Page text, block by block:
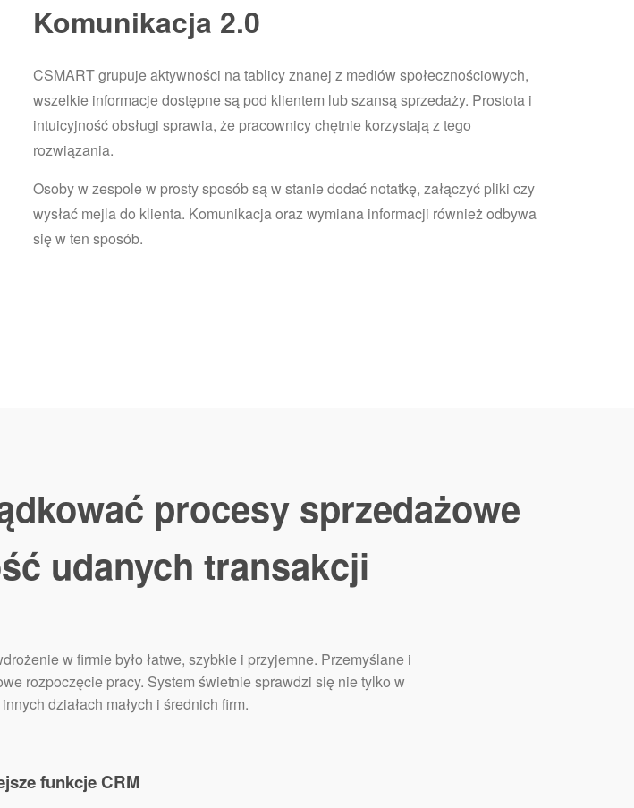
Komunikacja 2.0
CSMART grupuje aktywności na tablicy znanej z mediów społecznościowych,
wszelkie informacje dostępne są pod klientem lub szansą sprzedaży. Prostota i
intuicyjność obsługi sprawia, że pracownicy chętnie korzystają z tego
rozwiązania.
Osoby w zespole w prosty sposób są w stanie dodać notatkę, załączyć pliki czy
wysłać mejla do klienta. Komunikacja oraz wymiana informacji również odbywa
się w ten sposób.
procesy sprzedażowe
udanych transakcji
w firmie było łatwe, szybkie i przyjemne. Przemyślane i
rozpoczęcie pracy. System świetnie sprawdzi się nie tylko w
działach małych i średnich firm.
funkcje CRM